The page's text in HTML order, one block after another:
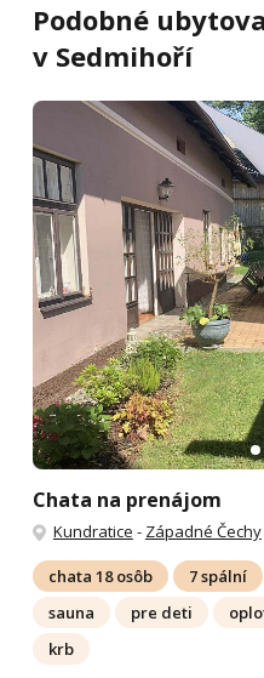
Podobné
v Sedmihoří
Chata na prenájom
Kundratice - Západné Čechy
chata 18 osôb 7 spální
sauna
pre deti
krb